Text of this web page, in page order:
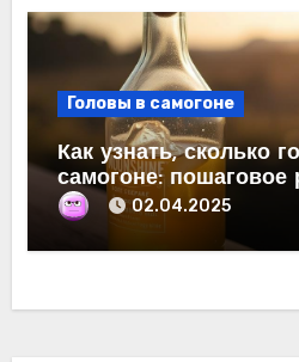
Головы в самогоне
Как узнать, сколько
самогоне: пошаговое
02.04.2025